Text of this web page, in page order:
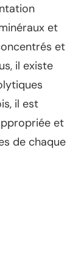
et
et
il existe
il est
et
de chaque